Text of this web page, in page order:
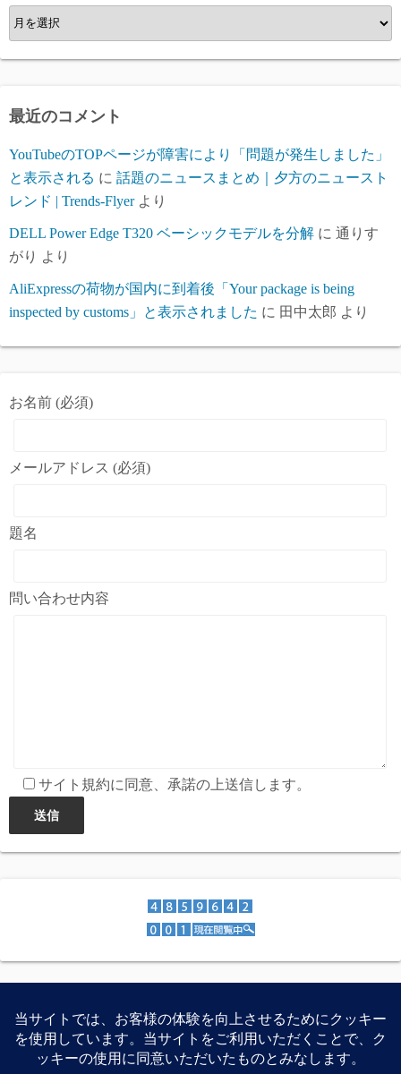
ア
ー
カ
ブ
最近のコメント
YouTubeのTOPページが障害により「問題が発生しました」
と表示される に 話題のニュースまとめ｜夕方のニュースト
レンド | Trends-Flyerより
DELL Power Edge T320 ベーシックモデルを分解 に 通りす
がり より
AliExpressの荷物が国内に到着後「Your package is being
inspected by customs」と表示されました に 田中太郎 より
お名前 (必須)
メールアドレス (必須)
題名
問い合わせ内容
サイト規約に同意、承諾の上送信します。